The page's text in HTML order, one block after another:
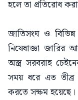
হলে তা প্রতিরোধ
জাতিসংঘ ও
নিষেধাজ্ঞা জারির
অস্ত্র সরবরাহ
সময় ধরে এত তীব্র
করতে সক্ষম হয়েছে।